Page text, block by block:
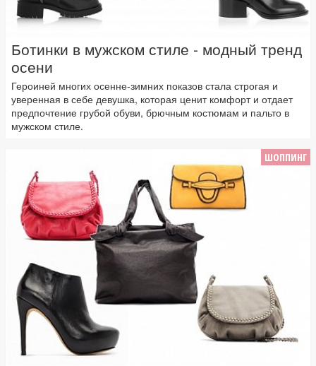
Ботинки в мужском стиле - модный тренд
осени
Героиней многих осенне-зимних показов стала строгая и
уверенная в себе девушка, которая ценит комфорт и отдает
предпочтение грубой обуви, брючным костюмам и пальто в
мужском стиле.
ШОППИНГ